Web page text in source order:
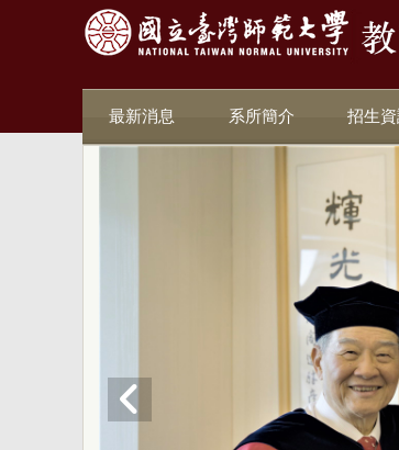
最新消息 系所簡介 招生